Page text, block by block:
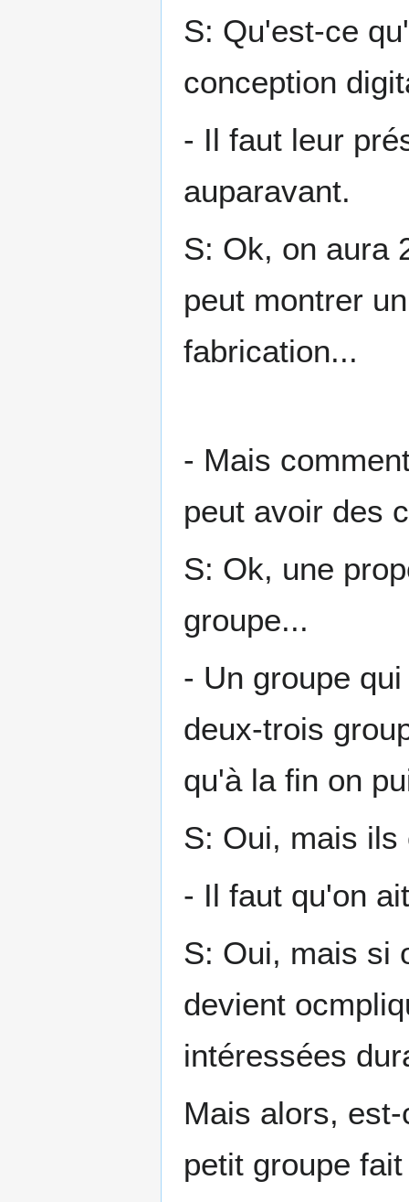
S: Qu'est-ce
conception
- Il faut leur
auparavant.
S: Ok, on aura
peut montrer
fabrication...
- Mais
peut avoir des
S: Ok, une
groupe...
- Un groupe
deux-trois
qu'à la fin on
S: Oui, mais ils
- Il faut qu'on
S: Oui, mais si
devient
intéressées
Mais alors,
petit groupe